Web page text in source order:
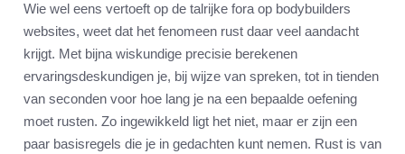
Wie wel eens vertoeft op de talrijke fora op bodybuilders
websites, weet dat het fenomeen rust daar veel aandacht
krijgt. Met bijna wiskundige precisie berekenen
ervaringsdeskundigen je, bij wijze van spreken, tot in tienden
van seconden voor hoe lang je na een bepaalde oefening
moet rusten. Zo ingewikkeld ligt het niet, maar er zijn een
paar basisregels die je in gedachten kunt nemen. Rust is van